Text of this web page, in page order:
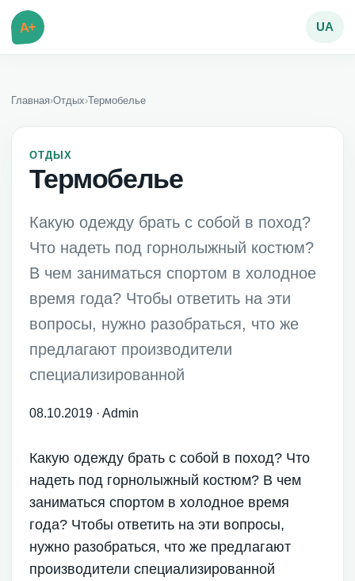
A+ UA
Главная›Отдых›Термобелье
ОТДЫХ
Термобелье
Какую одежду брать с собой в поход?
Что надеть под горнолыжный костюм?
В чем заниматься спортом в холодное
время года? Чтобы ответить на эти
вопросы, нужно разобраться, что же
предлагают производители
специализированной
08.10.2019 ·Admin
Какую одежду брать с собой в поход? Что
надеть под горнолыжный костюм? В чем
заниматься спортом в холодное время
года? Чтобы ответить на эти вопросы,
нужно разобраться, что же предлагают
производители специализированной